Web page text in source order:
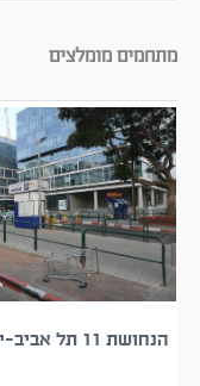
מתחמים מומלצים
הנחושת 11 תל אביב-יפו